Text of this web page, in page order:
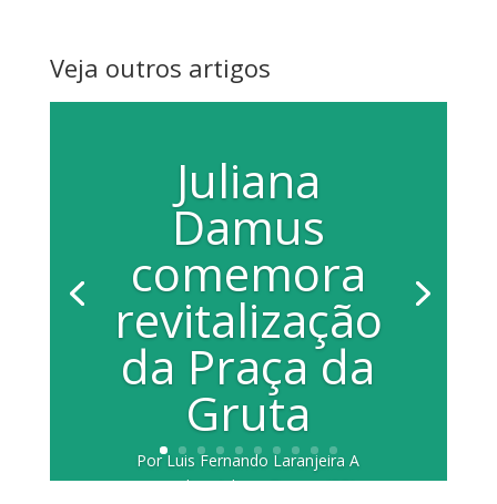
Veja outros artigos
Juliana
Damus
comemora
revitalização
da Praça da
Gruta
Por Luis Fernando Laranjeira A
vereadora Juliana Damus (PP)